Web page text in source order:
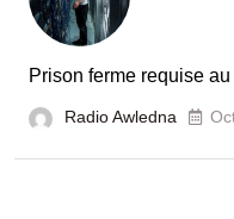
Prison ferme requise
Radio Awledna